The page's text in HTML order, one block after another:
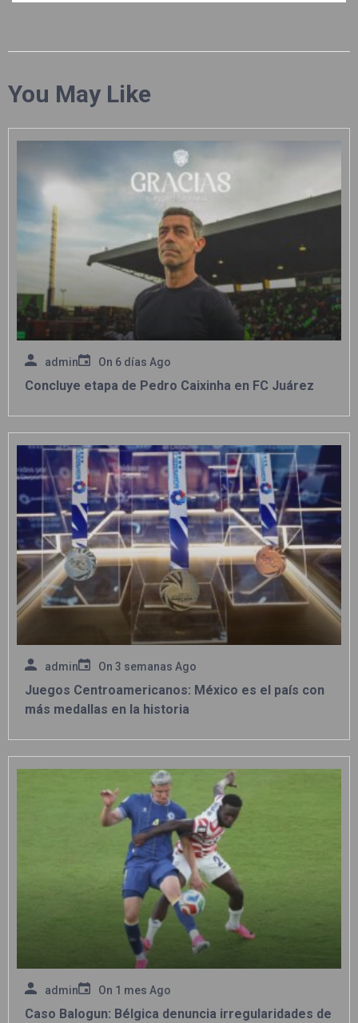
You May Like
admin On 6 días Ago
Concluye etapa de Pedro Caixinha en FC Juárez
admin On 3 semanas Ago
Juegos Centroamericanos: México es el país con
más medallas en la historia
admin On 1 mes Ago
Caso Balogun: Bélgica denuncia irregularidades de